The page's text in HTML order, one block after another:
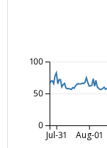
Jul-31 Aug-01
0
50
100